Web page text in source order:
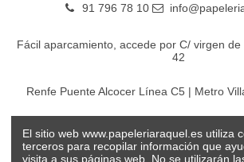
91 796 78 10
Fácil aparcamiento, accede por C/ virgen de
42
Renfe Puente Alcocer Línea C5 | Metro
El sitio web www.papeleriaraquel.es utiliza
terceros para recopilar información que
visita a sus páginas web. No se utilizarán